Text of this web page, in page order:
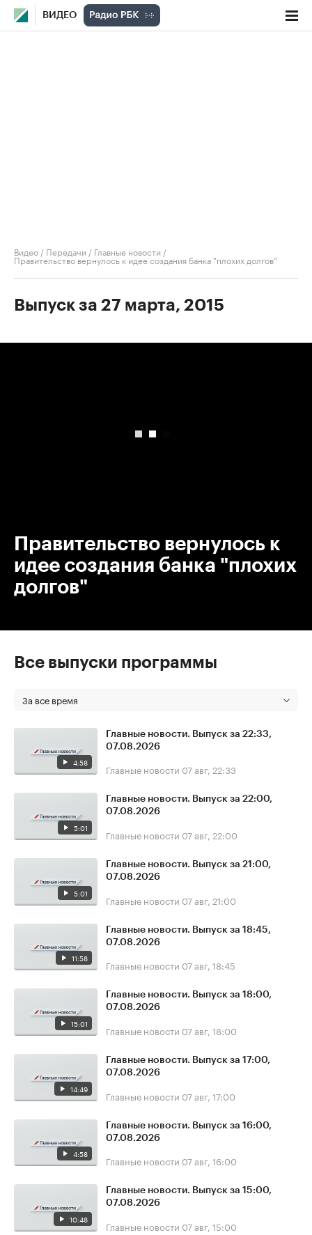
ВИДЕО
Видео / Передачи / Главные новости /
Правительство вернулось к идее создания банка "плохих долгов"
Выпуск за 27 марта, 2015
Правительство вернулось к
идее создания банка "плохих
долгов"
Все выпуски программы
За все время
4:58
Главные новости. Выпуск за 22:33,
07.08.2026
Главные новости 07 авг, 22:33
5:01
Главные новости. Выпуск за 22:00,
07.08.2026
Главные новости 07 авг, 22:00
5:01
Главные новости. Выпуск за 21:00,
07.08.2026
Главные новости 07 авг, 21:00
11:58
Главные новости. Выпуск за 18:45,
07.08.2026
Главные новости 07 авг, 18:45
15:01
Главные новости. Выпуск за 18:00,
07.08.2026
Главные новости 07 авг, 18:00
14:49
Главные новости. Выпуск за 17:00,
07.08.2026
Главные новости 07 авг, 17:00
4:58
Главные новости. Выпуск за 16:00,
07.08.2026
Главные новости 07 авг, 16:00
10:48
Главные новости. Выпуск за 15:00,
07.08.2026
Главные новости 07 авг, 15:00